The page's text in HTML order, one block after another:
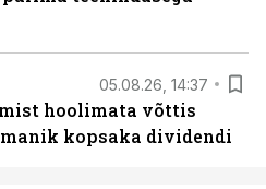
05.08.26, 14:37
hoolimata võttis
kopsaka dividendi